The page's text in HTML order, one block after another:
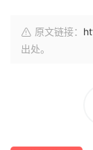
原文链接：
出处。